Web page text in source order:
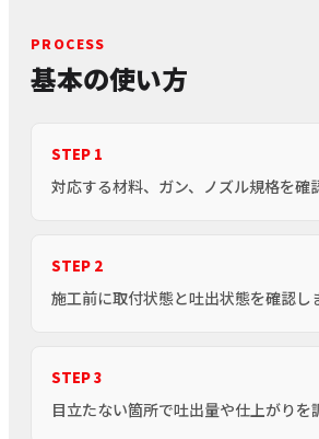
PROCESS
基本の使い方
STEP 1
対応する材料、ガン、ノズル規格を確
STEP 2
施工前に取付状態と吐出状態を確認し
STEP 3
目立たない箇所で吐出量や仕上がりを